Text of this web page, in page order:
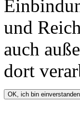
und
auch
dort
OK, ich bin einverstanden.